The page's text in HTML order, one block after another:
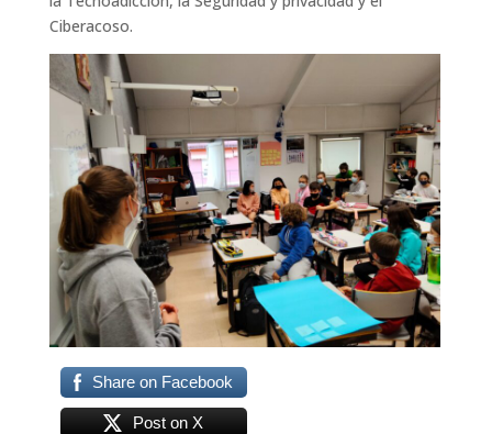
Ciberacoso.
Share on Facebook
Post on X